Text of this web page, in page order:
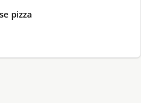
pizza